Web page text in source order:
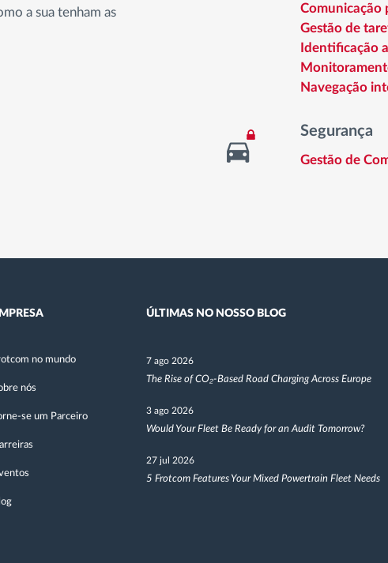
a sua tenham as
Comunicação
Gestão de
Identificação
Navegação
Segurança
Gestão de
no mundo
nós
se um Parceiro
ÚLTIMAS NO NOSSO BLOG
7 ago 2026
The Rise of CO₂-Based Road Charging Across Europe
3 ago 2026
Would Your Fleet Be Ready for an Audit Tomorrow?
27 jul 2026
5 Frotcom Features Your Mixed Powertrain Fleet Needs